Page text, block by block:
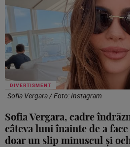
DIVERTISMENT
Sofia Vergara / Foto: Instagram
Sofia Vergara, cadre
câteva luni înainte de a face
doar un slip minuscul și